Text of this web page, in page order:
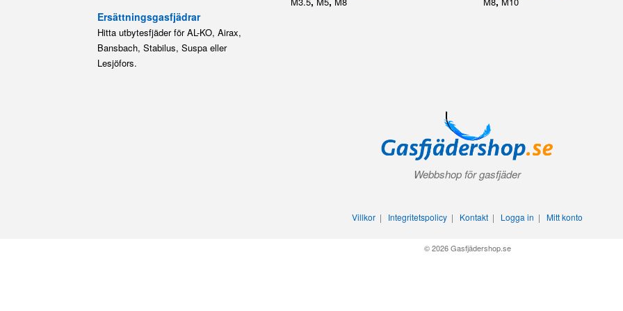
Ersättningsgasfjädrar
Hitta utbytesfjäder för AL-KO, Airax,
Bansbach, Stabilus, Suspa eller
Lesjöfors.
Webbshop för gasfjäder
Villkor | Integritetspolicy | Kontakt | Logga in | Mitt konto
© 2026 Gasfjädershop.se